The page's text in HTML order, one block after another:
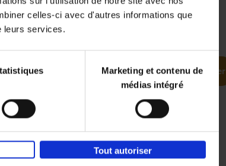
celles-ci avec d'autres informations que
leurs services.
Marketing et contenu de
médias intégré
Tout autoriser
like a PRO -
edition
Ajouter au panier
Care? 99